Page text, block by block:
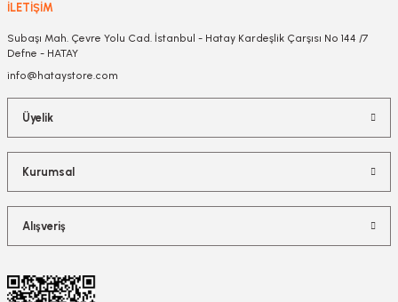
İLETİŞİM
Subaşı Mah. Çevre Yolu Cad. İstanbul - Hatay Kardeşlik Çarşısı No 144 /7
Defne - HATAY
info@hataystore.com
Üyelik
Kurumsal
Alışveriş